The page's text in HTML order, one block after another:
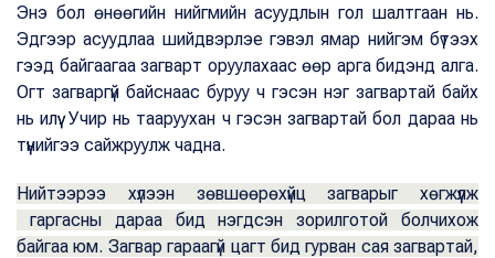
Энэ бол өнөөгийн нийгмийн асуудлын гол шалтгаан нь.
Эдгээр асуудлаа шийдвэрлэе гэвэл ямар нийгэм бүтээх
гээд байгаагаа загварт оруулахаас өөр арга бидэнд алга.
Огт загваргүй байснаас буруу ч гэсэн нэг загвартай байх
нь илүү. Учир нь тааруухан ч гэсэн загвартай бол дараа нь
түүнийгээ сайжруулж чадна.
Нийтээрээ хүлээн зөвшөөрөхүйц загварыг хөгжүүлж
гаргасны дараа бид нэгдсэн зорилготой болчихож
байгаа юм. Загвар гараагүй цагт бид гурван сая загвартай,